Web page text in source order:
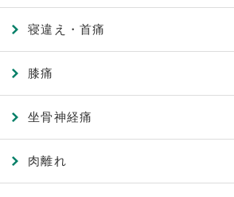
寝違え・首痛
膝痛
坐骨神経痛
肉離れ